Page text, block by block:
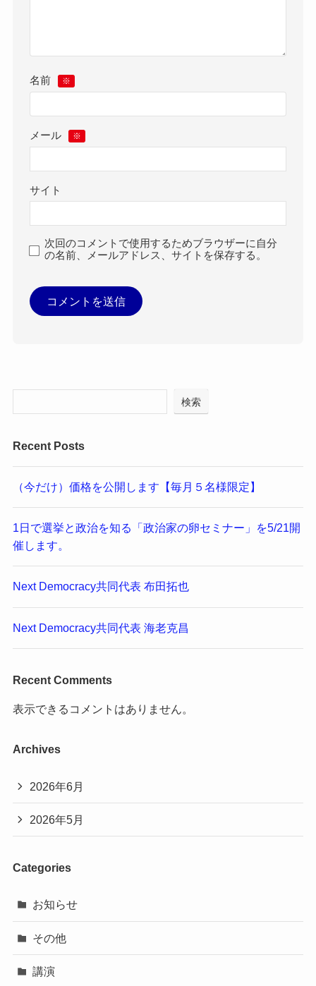
名前 ※
メール ※
サイト
次回のコメントで使用するためブラウザーに自分
の名前、メールアドレス、サイトを保存する。
検索
Recent Posts
（今だけ）価格を公開します【毎月５名様限定】
1日で選挙と政治を知る「政治家の卵セミナー」を5/21開
催します。
Next Democracy共同代表 布田拓也
Next Democracy共同代表 海老克昌
Recent Comments
表示できるコメントはありません。
Archives
2026年6月
2026年5月
Categories
お知らせ
その他
講演